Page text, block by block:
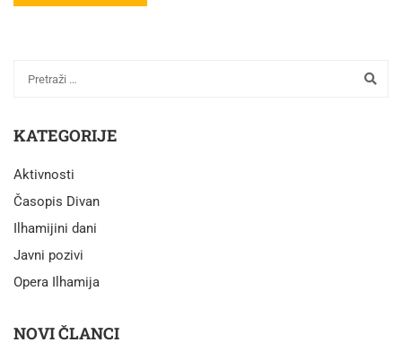
KATEGORIJE
Aktivnosti
Časopis Divan
Ilhamijini dani
Javni pozivi
Opera Ilhamija
NOVI ČLANCI